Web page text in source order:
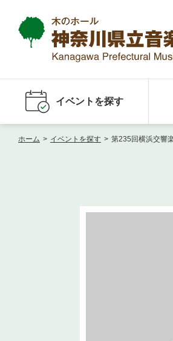
イベントを探す
ホーム > イベントを探す > 第235回横浜交響